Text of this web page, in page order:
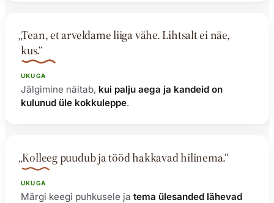
„Tean, et arveldame liiga vähe. Lihtsalt ei näe,
kus.“
UKUGA
Jälgimine näitab, kui palju aega ja kandeid on
kulunud üle kokkuleppe.
„Kolleeg puudub ja tööd hakkavad hilinema.“
UKUGA
Märgi keegi puhkusele ja tema ülesanded lähevad